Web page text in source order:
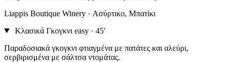
Liappis Boutique Winery · Ασύρτικο, Μπατίκι
Κλασικά Γκογκνι easy · 45′
Παραδοσιακά γκογκνι φτιαγμένα με πατάτες και αλεύρι,
σερβιρισμένα με σάλτσα ντομάτας.